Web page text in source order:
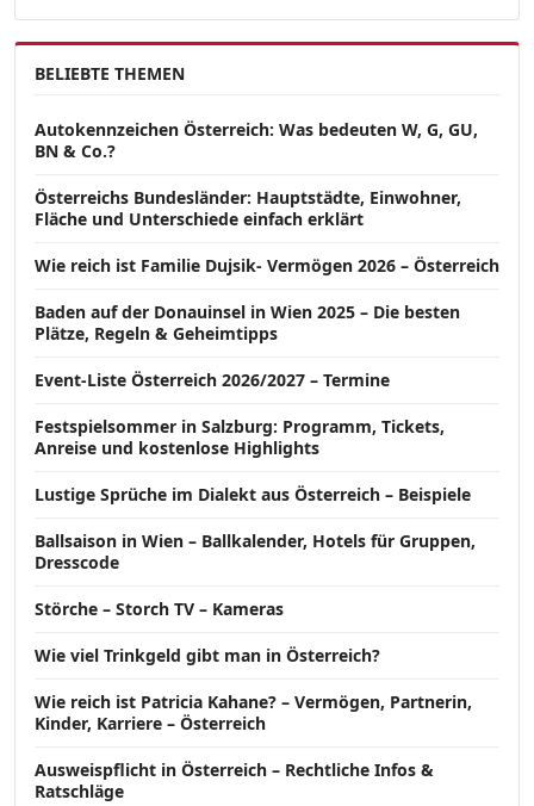
BELIEBTE THEMEN
Autokennzeichen Österreich: Was bedeuten W, G, GU,
BN & Co.?
Österreichs Bundesländer: Hauptstädte, Einwohner,
Fläche und Unterschiede einfach erklärt
Wie reich ist Familie Dujsik- Vermögen 2026 – Österreich
Baden auf der Donauinsel in Wien 2025 – Die besten
Plätze, Regeln & Geheimtipps
Event-Liste Österreich 2026/2027 – Termine
Festspielsommer in Salzburg: Programm, Tickets,
Anreise und kostenlose Highlights
Lustige Sprüche im Dialekt aus Österreich – Beispiele
Ballsaison in Wien – Ballkalender, Hotels für Gruppen,
Dresscode
Störche – Storch TV – Kameras
Wie viel Trinkgeld gibt man in Österreich?
Wie reich ist Patricia Kahane? – Vermögen, Partnerin,
Kinder, Karriere – Österreich
Ausweispflicht in Österreich – Rechtliche Infos &
Ratschläge